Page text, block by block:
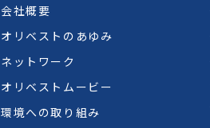
会社概要
オリベストのあゆみ
ネットワーク
オリベストムービー
環境への取り組み